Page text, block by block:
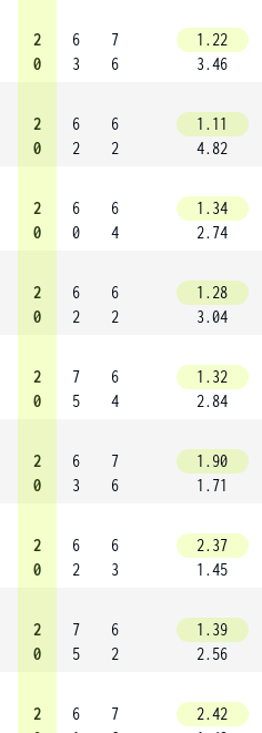
2
0
6
3
7
6
1.22
3.46
2
0
6
2
6
2
1.11
4.82
2
0
6
0
6
4
1.34
2.74
2
0
6
2
6
2
1.28
3.04
2
0
7
5
6
4
1.32
2.84
2
0
6
3
7
6
1.90
1.71
2
0
6
2
6
3
2.37
1.45
2
0
7
5
6
2
1.39
2.56
2
6
7
2.42